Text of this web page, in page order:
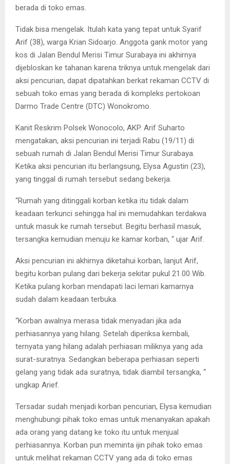
berada di toko emas.
Tidak bisa mengelak. Itulah kata yang tepat untuk Syarif
Arif (38), warga Krian Sidoarjo. Anggota gank motor yang
kos di Jalan Bendul Merisi Timur Surabaya ini akhirnya
dijebloskan ke tahanan karena triknya untuk mengelak dari
aksi pencurian, dapat dipatahkan berkat rekaman CCTV di
sebuah toko emas yang berada di kompleks pertokoan
Darmo Trade Centre (DTC) Wonokromo.
Kanit Reskrim Polsek Wonocolo, AKP. Arif Suharto
mengatakan, aksi pencurian ini terjadi Rabu (19/11) di
sebuah rumah di Jalan Bendul Merisi Timur Surabaya.
Ketika aksi pencurian itu berlangsung, Elysa Agustin (23),
yang tinggal di rumah tersebut sedang bekerja.
“Rumah yang ditinggali korban ketika itu tidak dalam
keadaan terkunci sehingga hal ini memudahkan terdakwa
untuk masuk ke rumah tersebut. Begitu berhasil masuk,
tersangka kemudian menuju ke kamar korban, “ ujar Arif.
Aksi pencurian ini akhirnya diketahui korban, lanjut Arif,
begitu korban pulang dari bekerja sekitar pukul 21.00 Wib.
Ketika pulang korban mendapati laci lemari kamarnya
sudah dalam keadaan terbuka.
“Korban awalnya merasa tidak menyadari jika ada
perhiasannya yang hilang. Setelah diperiksa kembali,
ternyata yang hilang adalah perhiasan miliknya yang ada
surat-suratnya. Sedangkan beberapa perhiasan seperti
gelang yang tidak ada suratnya, tidak diambil tersangka, “
ungkap Arief.
Tersadar sudah menjadi korban pencurian, Elysa kemudian
menghubungi pihak toko emas untuk menanyakan apakah
ada orang yang datang ke toko itu untuk menjual
perhiasannya. Korban pun meminta ijin pihak toko emas
untuk melihat rekaman CCTV yang ada di toko emas